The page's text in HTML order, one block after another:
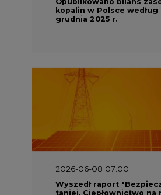
2026-06-08 07:00
taniej. Ciepłownictwo na
KSE"